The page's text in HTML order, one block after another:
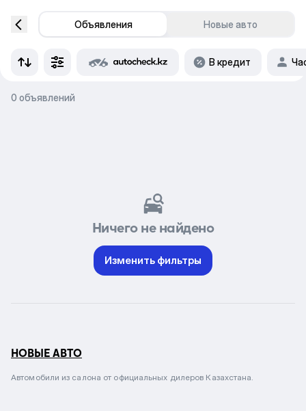
Объявления Новые авто
В кредит
0 объявлений
Ничего не найдено
Изменить фильтры
НОВЫЕ АВТО
Автомобили из салона от официальных дилеров Казахстана.